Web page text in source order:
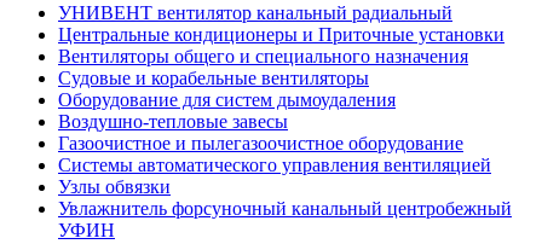
УНИВЕНТ вентилятор канальный радиальный
Центральные кондиционеры и Приточные установки
Вентиляторы общего и специального назначения
Судовые и корабельные вентиляторы
Оборудование для систем дымоудаления
Воздушно-тепловые завесы
Газоочистное и пылегазоочистное оборудование
Системы автоматического управления вентиляцией
Узлы обвязки
Увлажнитель форсуночный канальный центробежный
УФИН